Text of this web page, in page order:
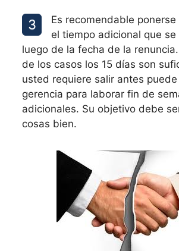
Es recomendable
el tiempo adicional que
luego de la fecha de la
de los casos los 15 días son
usted requiere salir antes
gerencia para laborar fin de
adicionales. Su objetivo debe
cosas bien.